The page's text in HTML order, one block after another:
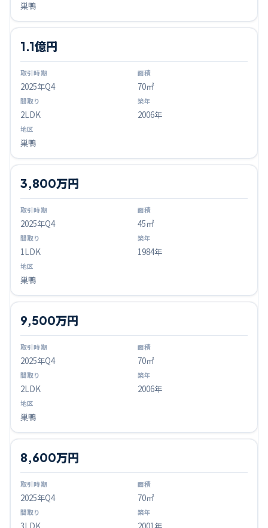
巣鴨
2025年Q4
1.1億円
70㎡
2LDK 2006年
巣鴨
2025年Q4
3,800万円
45㎡
1LDK 1984年
巣鴨
2025年Q4
9,500万円
70㎡
2LDK 2006年
巣鴨
2025年Q4
8,600万円
70㎡